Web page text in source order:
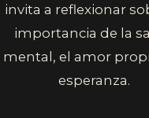
invita a reflexionar
importancia de la
mental, el amor
esperanza.